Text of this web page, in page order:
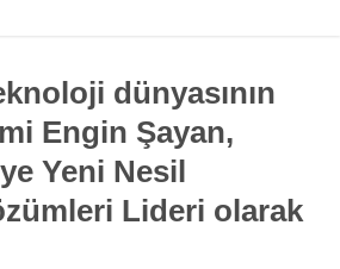
dünyasının
Engin Şayan,
Yeni Nesil
Lideri olarak